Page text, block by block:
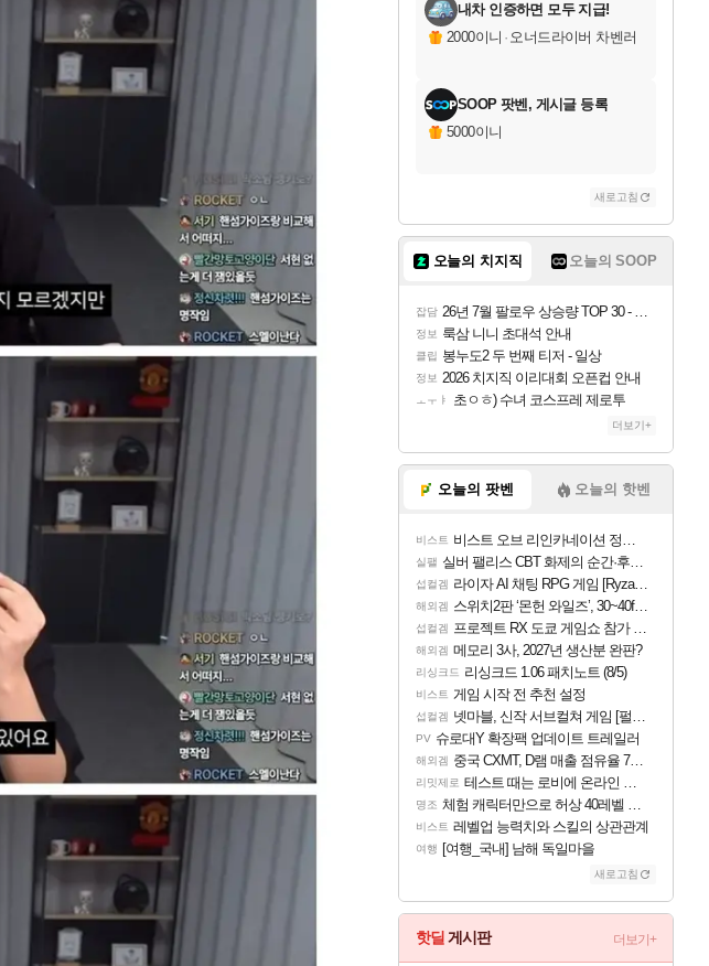
내차 인증하면 모두 지급!
2000이니 · 오너드라이버 차벤러
SOOP 팟벤, 게시글 등록
5000이니
새로고침
오늘의 치지직 오늘의 SOOP
잡담 26년 7월 팔로우 상승량 TOP 30 - 월간 치지직
정보 룩삼 니니 초대석 안내
클립 봉누도2 두 번째 티저 - 일상
정보 2026 치지직 이리대회 오픈컵 안내
ㅗㅜㅑ 초ㅇㅎ) 수녀 코스프레 제로투
더보기+
오늘의 팟벤 오늘의 핫벤
비스트 비스트 오브 리인카네이션 정보/공략글 모음
실팰 실버 팰리스 CBT 화제의 순간·후기 모음
섭컬겜 라이자 AI 채팅 RPG 게임 [RyzaChat: AI] 공개
해외겜 스위치2판 ‘몬헌 와일즈’, 30~40fps 목표 추정
섭컬겜 프로젝트 RX 도쿄 게임쇼 참가 결정
해외겜 메모리 3사, 2027년 생산분 완판?
리싱크드 리싱크드 1.06 패치노트 (8/5)
비스트 게임 시작 전 추천 설정
섭컬겜 넷마블, 신작 서브컬쳐 게임 [펄 인 블루] 티저 사이트 오픈
PV 슈로대Y 확장팩 업데이트 트레일러
해외겜 중국 CXMT, D램 매출 점유율 7%…글로벌 4위로 부상
리밋제로 테스트 때는 로비에 온라인 기능이 있는데
명조 체험 캐릭터만으로 허상 40레벨 하이와티아 5분 컷!｜에이메스·린네·모니에 명함
비스트 레벨업 능력치와 스킬의 상관관계
여행 [여행_국내] 남해 독일마을
새로고침
핫딜 게시판 더보기+